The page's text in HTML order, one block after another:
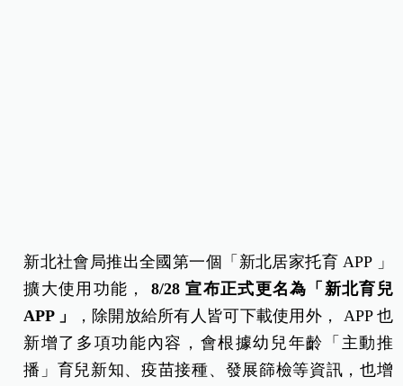
新北社會局推出全國第一個「新北居家托育 APP 」
擴大使用功能， 8/28 宣布正式更名為「新北育兒
APP 」
，除開放給所有人皆可下載使用外， APP 也
新增了多項功能內容，會根據幼兒年齡「主動推
播」育兒新知、疫苗接種、發展篩檢等資訊，也增